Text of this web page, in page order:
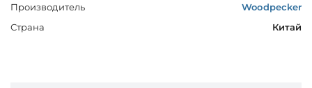
Производитель
Woodpecker
Страна
Китай